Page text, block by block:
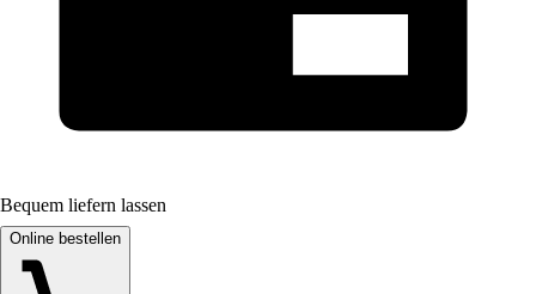
Bequem liefern lassen
Online bestellen